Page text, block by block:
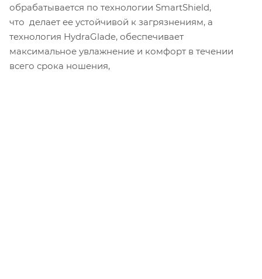
обрабатывается по технологии SmartShield,
что делает ее устойчивой к загрязнениям, а
технология HydraGlade, обеспечивает
максимальное увлажнение и комфорт в течении
всего срока ношения,